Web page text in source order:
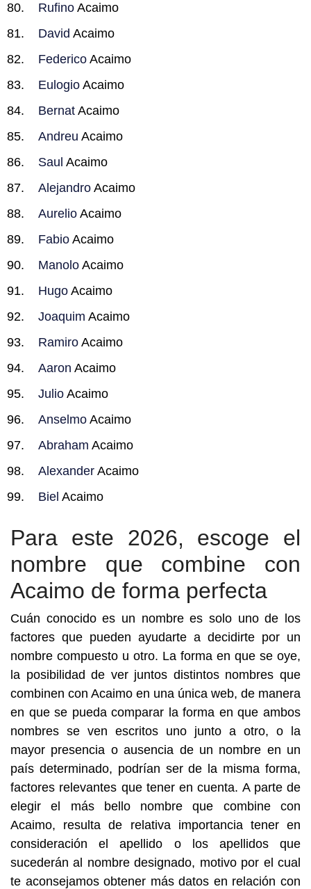
Rufino Acaimo
David Acaimo
Federico Acaimo
Eulogio Acaimo
Bernat Acaimo
Andreu Acaimo
Saul Acaimo
Alejandro Acaimo
Aurelio Acaimo
Fabio Acaimo
Manolo Acaimo
Hugo Acaimo
Joaquim Acaimo
Ramiro Acaimo
Aaron Acaimo
Julio Acaimo
Anselmo Acaimo
Abraham Acaimo
Alexander Acaimo
Biel Acaimo
Para este 2026, escoge el
nombre que combine con
Acaimo de forma perfecta
Cuán conocido es un nombre es solo uno de los
factores que pueden ayudarte a decidirte por un
nombre compuesto u otro. La forma en que se oye,
la posibilidad de ver juntos distintos nombres que
combinen con Acaimo en una única web, de manera
en que se pueda comparar la forma en que ambos
nombres se ven escritos uno junto a otro, o la
mayor presencia o ausencia de un nombre en un
país determinado, podrían ser de la misma forma,
factores relevantes que tener en cuenta. A parte de
elegir el más bello nombre que combine con
Acaimo, resulta de relativa importancia tener en
consideración el apellido o los apellidos que
sucederán al nombre designado, motivo por el cual
te aconsejamos obtener más datos en relación con